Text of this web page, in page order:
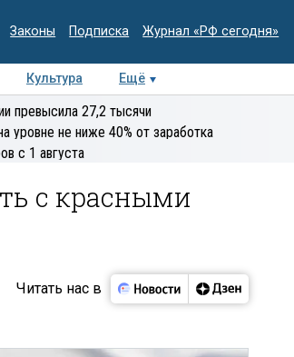
Законы Подписка Журнал «РФ сегодня»
Культура Ещё
Колумнисты
экспертиза
превысила 27,2 тысячи
уровне не ниже 40% от заработка
с 1 августа
с красными
Читать нас в